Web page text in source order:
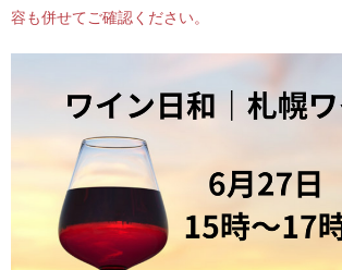
容も併せてご確認ください。